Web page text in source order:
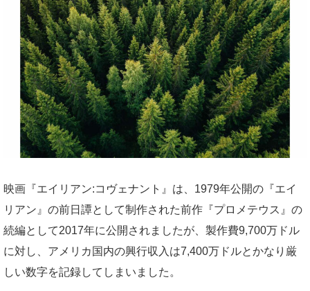
映画『エイリアン:コヴェナント』は、1979年公開の『エイ
リアン』の前日譚として制作された前作『プロメテウス』の
続編として2017年に公開されましたが、製作費9,700万ドル
に対し、アメリカ国内の興行収入は7,400万ドルとかなり厳
しい数字を記録してしまいました。